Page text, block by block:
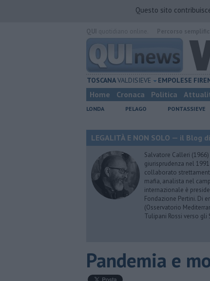
Questo sito
TOSCANAVALDISIEVE EMPOLESE
Home Cronaca Politica
LONDA PELAGO PONTASSIEVE
LEGALITÀ E NON SOLO — il Blog
Salvatore Calleri
giurisprudenza nel
collaborato
mafia, analista nel
internazionale è
Fondazione Pertini. Di
(Osservatorio
Tulipani Rossi verso gli
Pandemia e